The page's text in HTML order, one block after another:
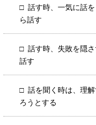
話す時、一気に話
ら話す
話す時、失敗を隠
話す
話を聞く時は、理
ろうとする